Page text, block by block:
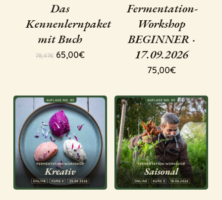
Das
Kennenlernpaket
mit Buch
78,47€ Ursprünglicher
65,00€Aktueller
Fermentation-
Workshop
BEGINNER ·
17.09.2026
75,00€